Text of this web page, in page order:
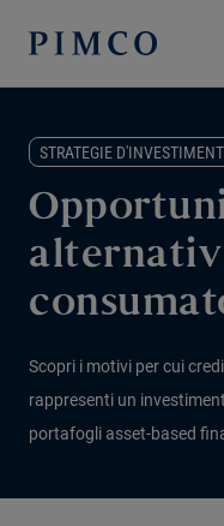
STRATEGIE
Scopri i motivi per cui
rappresenti un
portafogli asset-based